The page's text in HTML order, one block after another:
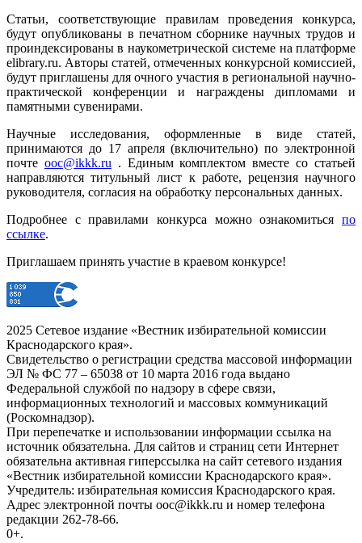
Статьи, соответствующие правилам проведения конкурса,
будут опубликованы в печатном сборнике научных трудов и
проиндексированы в наукометрической системе на платформе
elibrary.ru. Авторы статей, отмеченных конкурсной комиссией,
будут приглашены для очного участия в региональной научно-
практической конференции и награждены дипломами и
памятными сувенирами.
Научные исследования, оформленные в виде статей,
принимаются до 17 апреля (включительно) по электронной
почте ooc@ikkk.ru . Единым комплектом вместе со статьей
направляются титульный лист к работе, рецензия научного
руководителя, согласия на обработку персональных данных.
Подробнее с правилами конкурса можно ознакомиться по
ссылке.
Приглашаем принять участие в краевом конкурсе!
2025 Сетевое издание «Вестник избирательной комиссии
Краснодарского края».
Свидетельство о регистрации средства массовой информации
ЭЛ № ФС 77 – 65038 от 10 марта 2016 года выдано
Федеральной службой по надзору в сфере связи,
информационных технологий и массовых коммуникаций
(Роскомнадзор).
При перепечатке и использовании информации ссылка на
источник обязательна. Для сайтов и страниц сети Интернет
обязательна активная гиперссылка на сайт сетевого издания
«Вестник избирательной комиссии Краснодарского края».
Учредитель: избирательная комиссия Краснодарского края.
Адрес электронной почты ooc@ikkk.ru и номер телефона
редакции 262-78-66.
0+.